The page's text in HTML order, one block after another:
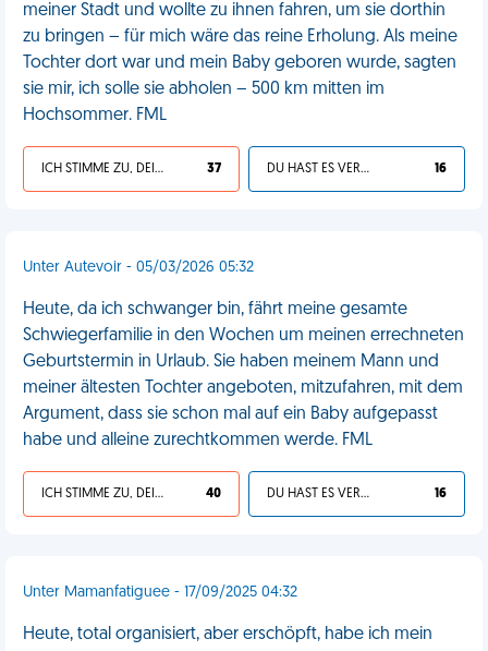
meiner Stadt und wollte zu ihnen fahren, um sie dorthin
zu bringen – für mich wäre das reine Erholung. Als meine
Tochter dort war und mein Baby geboren wurde, sagten
sie mir, ich solle sie abholen – 500 km mitten im
Hochsommer. FML
ICH STIMME ZU, DEIN LEBEN IST SCHEISSE 37 DU HAST ES VERDIENT 16
Unter Autevoir - 05/03/2026 05:32
Heute, da ich schwanger bin, fährt meine gesamte
Schwiegerfamilie in den Wochen um meinen errechneten
Geburtstermin in Urlaub. Sie haben meinem Mann und
meiner ältesten Tochter angeboten, mitzufahren, mit dem
Argument, dass sie schon mal auf ein Baby aufgepasst
habe und alleine zurechtkommen werde. FML
ICH STIMME ZU, DEIN LEBEN IST SCHEISSE 40 DU HAST ES VERDIENT 16
Unter Mamanfatiguee - 17/09/2025 04:32
Heute, total organisiert, aber erschöpft, habe ich mein